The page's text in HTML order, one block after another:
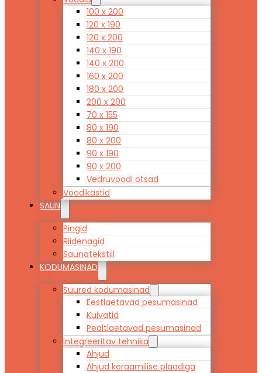
100 x 200
120 x 190
120 x 200
140 x 190
140 x 200
160 x 200
180 x 200
200 x 200
70 x 155
80 x 190
80 x 200
90 x 190
90 x 200
Vedruvoodi otsad
Voodikastid
SAUN
Pingid
Riidenagid
Saunatekstiil
KODUMASINAD
Suured kodumasinad
Eestlaetavad pesumasinad
Kuivatid
Pealtlaetavad pesumasinad
Integreeritav tehnika
Ahjud
Ahjud keraamilise plaadiga